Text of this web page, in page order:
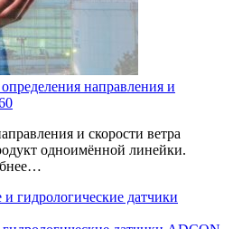
направления и
и скорости ветра
одноимённой линейки.